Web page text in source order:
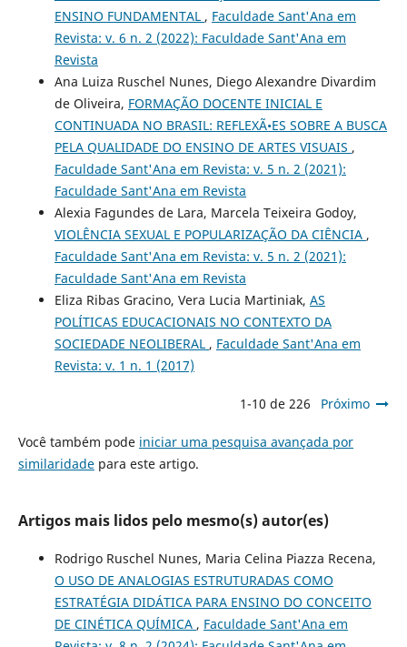
ENSINO FUNDAMENTAL , Faculdade Sant'Ana em
Revista: v. 6 n. 2 (2022): Faculdade Sant'Ana em
Revista
Ana Luiza Ruschel Nunes, Diego Alexandre Divardim
de Oliveira, FORMAÇÃO DOCENTE INICIAL E
CONTINUADA NO BRASIL: REFLEXÃ•ES SOBRE A BUSCA
PELA QUALIDADE DO ENSINO DE ARTES VISUAIS ,
Faculdade Sant'Ana em Revista: v. 5 n. 2 (2021):
Faculdade Sant'Ana em Revista
Alexia Fagundes de Lara, Marcela Teixeira Godoy,
VIOLÊNCIA SEXUAL E POPULARIZAÇÃO DA CIÊNCIA ,
Faculdade Sant'Ana em Revista: v. 5 n. 2 (2021):
Faculdade Sant'Ana em Revista
Eliza Ribas Gracino, Vera Lucia Martiniak, AS
POLÍTICAS EDUCACIONAIS NO CONTEXTO DA
SOCIEDADE NEOLIBERAL , Faculdade Sant'Ana em
Revista: v. 1 n. 1 (2017)
1-10 de 226 Próximo
Você também pode iniciar uma pesquisa avançada por
similaridadepara este artigo.
Artigos mais lidos pelo mesmo(s) autor(es)
Rodrigo Ruschel Nunes, Maria Celina Piazza Recena,
O USO DE ANALOGIAS ESTRUTURADAS COMO
ESTRATÉGIA DIDÁTICA PARA ENSINO DO CONCEITO
DE CINÉTICA QUÍMICA , Faculdade Sant'Ana em